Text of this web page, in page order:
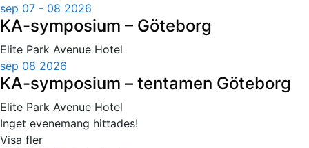
sep 07 - 08 2026
KA-symposium – Göteborg
Elite Park Avenue Hotel
sep 08 2026
KA-symposium – tentamen Göteborg
Elite Park Avenue Hotel
Inget evenemang hittades!
Visa fler